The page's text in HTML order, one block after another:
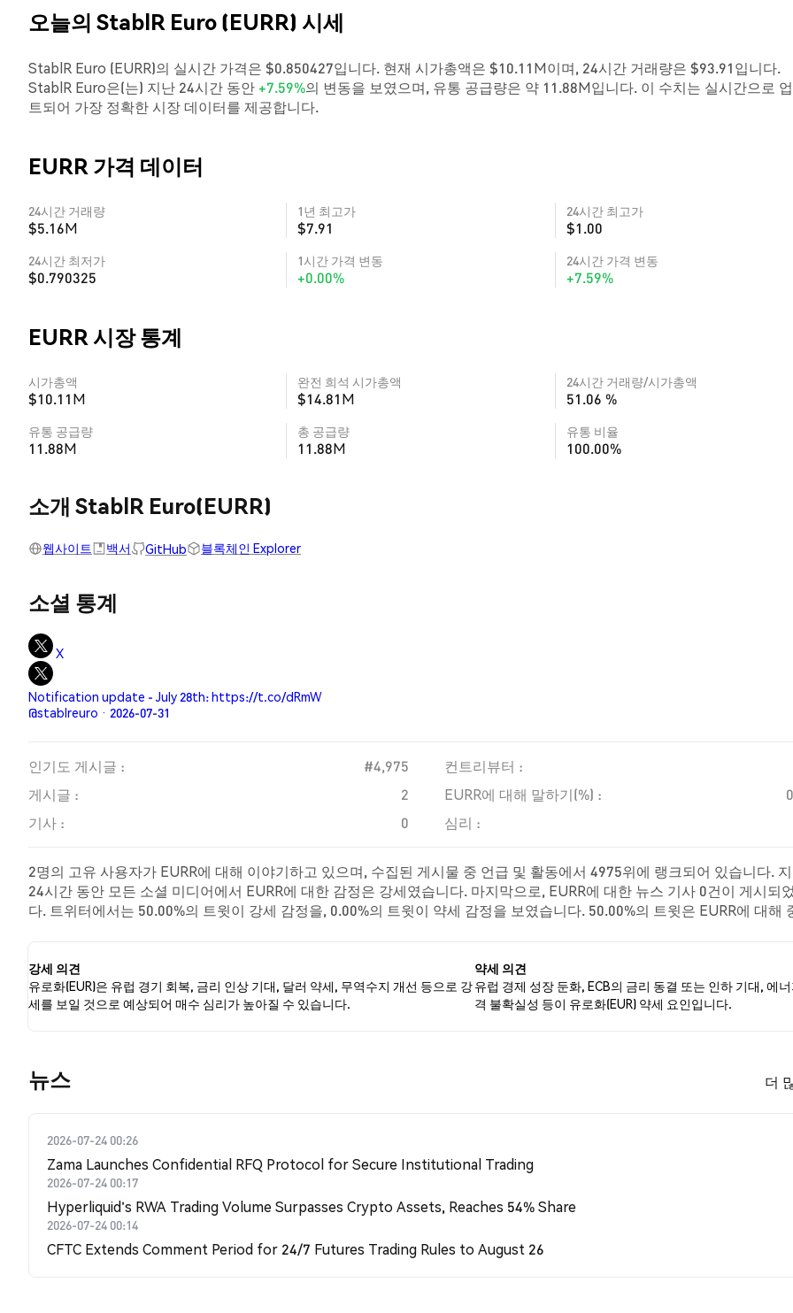
오늘의 StablR Euro (EURR) 시세
StablR Euro (EURR)의 실시간 가격은 $0.850427입니다. 현재 시가총액은 $10.11M이며, 24시간 거래량은 $93.91입니다.
StablR Euro은(는) 지난 24시간 동안+7.59%의 변동을 보였으며, 유통 공급량은 약 11.88M입니다. 이 수치는 실시간으로
트되어 가장 정확한 시장 데이터를 제공합니다.
EURR 가격 데이터
24시간 거래량
$5.16M
1년 최고가
$7.91
24시간 최고가
$1.00
24시간 최저가
$0.790325
1시간 가격 변동
+0.00%
24시간 가격 변동
+7.59%
EURR 시장 통계
시가총액
$10.11M
완전 희석 시가총액
$14.81M
24시간 거래량/시가총액
51.06 %
유통 공급량
11.88M
총 공급량
11.88M
유통 비율
100.00%
소개 StablR Euro(EURR)
웹사이트 백서 GitHub 블록체인 Explorer
소셜 통계
X
Notification update - July 28th: https://t.co/dRmW
@stablreuro · 2026-07-31
인기도 게시글 : #4,975 컨트리뷰터 :
게시글 :
2 EURR에 대해 말하기(%) :
기사 :
0 심리 :
2명의 고유 사용자가 EURR에 대해 이야기하고 있으며, 수집된 게시물 중 언급 및 활동에서 4975위에 랭크되어 있습니다.
24시간 동안 모든 소셜 미디어에서 EURR에 대한 감정은 강세였습니다. 마지막으로, EURR에 대한 뉴스 기사 0건이 게시되
다. 트위터에서는 50.00%의 트윗이 강세 감정을, 0.00%의 트윗이 약세 감정을 보였습니다. 50.00%의 트윗은 EURR에 대해
강세 의견
유로화(EUR)은 유럽 경기 회복, 금리 인상 기대, 달러 약세, 무역수지 개선 등으로 강
세를 보일 것으로 예상되어 매수 심리가 높아질 수 있습니다.
약세 의견
유럽 경제 성장 둔화, ECB의 금리 동결 또는 인하 기대, 에
격 불확실성 등이 유로화(EUR) 약세 요인입니다.
뉴스 더
2026-07-24 00:26
Zama Launches Confidential RFQ Protocol for Secure Institutional Trading
2026-07-24 00:17
Hyperliquid's RWA Trading Volume Surpasses Crypto Assets, Reaches 54% Share
2026-07-24 00:14
CFTC Extends Comment Period for 24/7 Futures Trading Rules to August 26